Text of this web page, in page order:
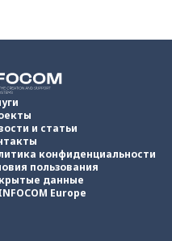
и статьи
конфиденциальности
пользования
данные
Europe